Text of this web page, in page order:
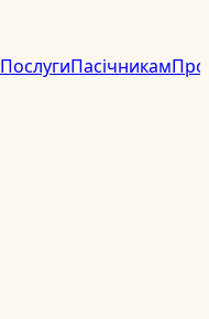
ПослугиПасічникамПро